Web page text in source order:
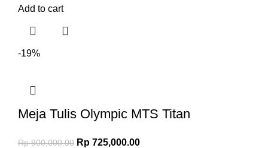
Add to cart
-19%
Meja Tulis Olympic MTS Titan
Rp900,000.00 Rp 725,000.00